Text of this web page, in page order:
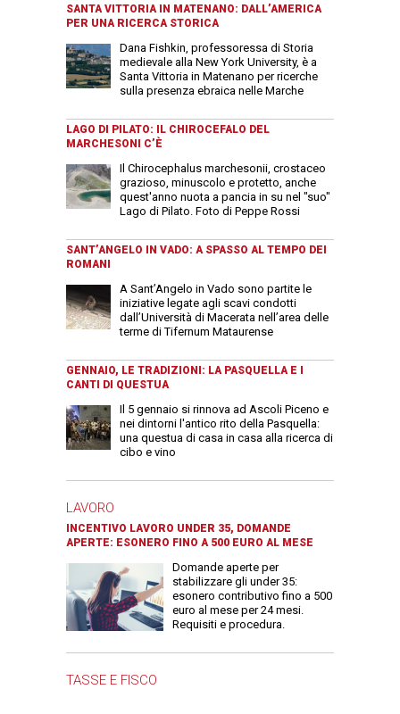
SANTA VITTORIA IN MATENANO: DALL’AMERICA
PER UNA RICERCA STORICA
Dana Fishkin, professoressa di Storia
medievale alla New York University, è a
Santa Vittoria in Matenano per ricerche
sulla presenza ebraica nelle Marche
LAGO DI PILATO: IL CHIROCEFALO DEL
MARCHESONI C’È
Il Chirocephalus marchesonii, crostaceo
grazioso, minuscolo e protetto, anche
quest'anno nuota a pancia in su nel "suo"
Lago di Pilato. Foto di Peppe Rossi
SANT’ANGELO IN VADO: A SPASSO AL TEMPO DEI
ROMANI
A Sant’Angelo in Vado sono partite le
iniziative legate agli scavi condotti
dall’Università di Macerata nell’area delle
terme di Tifernum Mataurense
GENNAIO, LE TRADIZIONI: LA PASQUELLA E I
CANTI DI QUESTUA
Il 5 gennaio si rinnova ad Ascoli Piceno e
nei dintorni l'antico rito della Pasquella:
una questua di casa in casa alla ricerca di
cibo e vino
LAVORO
INCENTIVO LAVORO UNDER 35, DOMANDE
APERTE: ESONERO FINO A 500 EURO AL MESE
Domande aperte per
stabilizzare gli under 35:
esonero contributivo fino a 500
euro al mese per 24 mesi.
Requisiti e procedura.
TASSE E FISCO